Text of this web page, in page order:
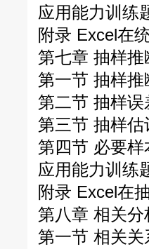
应用能力训练
附录 Excel在
第七章 抽样推
第一节 抽样推
第二节 抽样误
第三节 抽样估
第四节 必要
应用能力训练
附录 Excel在
第八章 相关
第一节 相关关